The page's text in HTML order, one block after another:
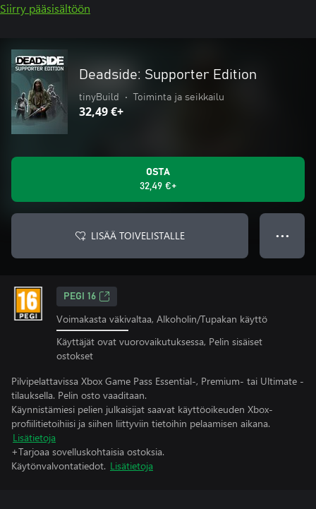
Siirry pääsisältöön
Deadside: Supporter Edition
tinyBuild • Toiminta ja seikkailu
32,49 €+
OSTA
32,49 €+
LISÄÄ TOIVELISTALLE ● ● ●
PEGI 16
Voimakasta väkivaltaa, Alkoholin/Tupakan käyttö
Käyttäjät ovat vuorovaikutuksessa, Pelin sisäiset
ostokset
Pilvipelattavissa Xbox Game Pass Essential-, Premium- tai Ultimate -
tilauksella. Pelin osto vaaditaan.
Käynnistämiesi pelien julkaisijat saavat käyttöoikeuden Xbox-
profiilitietoihiisi ja siihen liittyviin tietoihin pelaamisen aikana.
Lisätietoja
+Tarjoaa sovelluskohtaisia ostoksia.
Käytönvalvontatiedot. Lisätietoja